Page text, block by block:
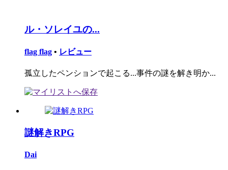
ル・ソレイユの...
flag flag • レビュー
孤立したペンションで起こる...事件の謎を解き明か...
謎解きRPG
Dai